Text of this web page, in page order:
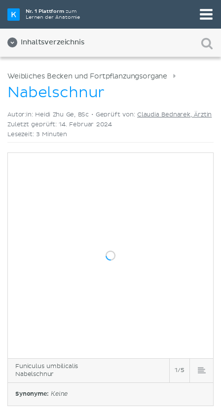
Nr. 1 Plattformzum
Lernen der Anatomie
Inhaltsverzeichnis
Wähle die beste Lernmethode für dich
Videos
Weibliches Becken und Fortpflanzungsorgane
Nabelschnur
Autor:in: Heidi Zhu Ge, BSc • Geprüft von: Claudia Bednarek, Ärztin
Zuletzt geprüft: 14. Februar 2024
Lesezeit: 3 Minuten
Funiculus umbilicalis
Nabelschnur
1/5
Synonyme: Keine